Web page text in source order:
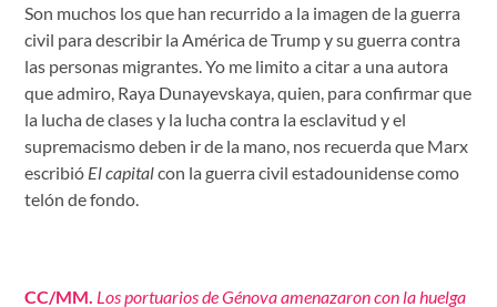
Son muchos los que han recurrido a la imagen de la guerra
civil para describir la América de Trump y su guerra contra
las personas migrantes. Yo me limito a citar a una autora
que admiro, Raya Dunayevskaya, quien, para confirmar que
la lucha de clases y la lucha contra la esclavitud y el
supremacismo deben ir de la mano, nos recuerda que Marx
escribió El capitalcon la guerra civil estadounidense como
telón de fondo.
CC/MM. Los portuarios de Génova amenazaron con la huelga